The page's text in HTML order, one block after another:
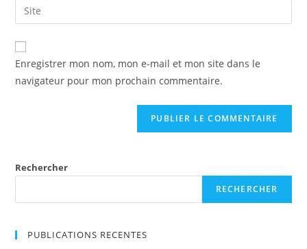
Enregistrer mon nom, mon e-mail et mon site dans le
navigateur pour mon prochain commentaire.
Rechercher
RECHERCHER
PUBLICATIONS RECENTES